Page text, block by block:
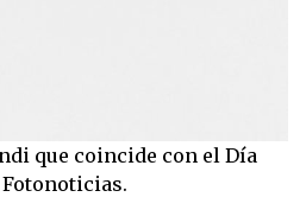
que coincide con el Día
Fotonoticias.